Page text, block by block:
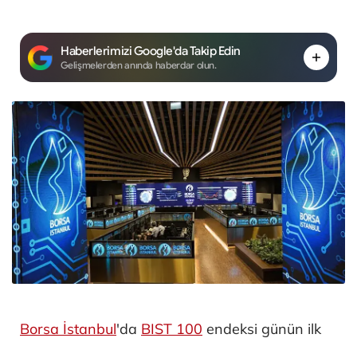
Haberlerimizi Google'da Takip Edin
Gelişmelerden anında haberdar olun.
Borsa İstanbul'da BIST 100 endeksi günün ilk